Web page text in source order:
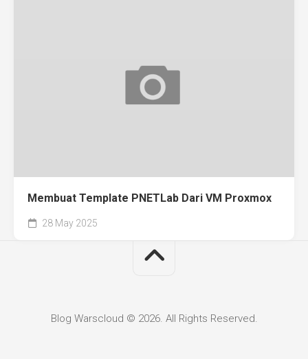
Membuat Template PNETLab Dari VM Proxmox
28 May 2025
Blog Warscloud © 2026. All Rights Reserved.